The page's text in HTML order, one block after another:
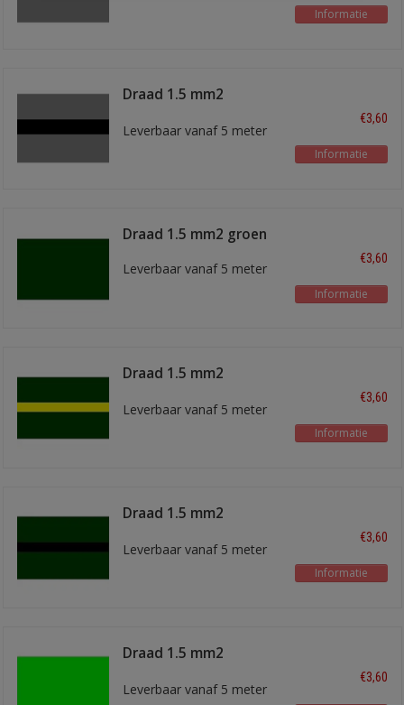
Informatie
Draad 1.5 mm2
Leverbaar vanaf 5 meter
€3,60
Informatie
Draad 1.5 mm2 groen
Leverbaar vanaf 5 meter
€3,60
Informatie
Draad 1.5 mm2
Leverbaar vanaf 5 meter
€3,60
Informatie
Draad 1.5 mm2
Leverbaar vanaf 5 meter
€3,60
Informatie
Draad 1.5 mm2
Leverbaar vanaf 5 meter
€3,60